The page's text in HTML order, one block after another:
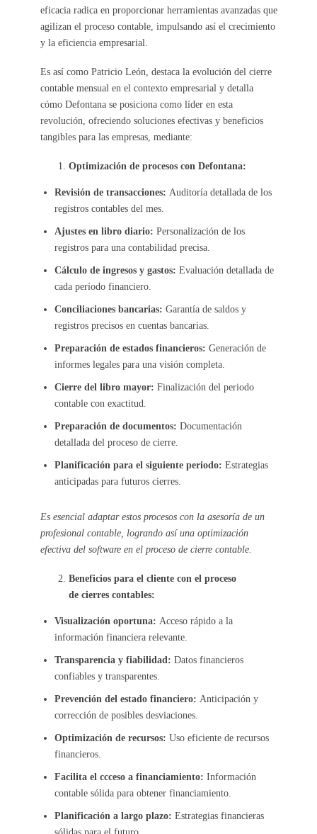
eficacia radica en proporcionar herramientas avanzadas que
agilizan el proceso contable, impulsando así el crecimiento
y la eficiencia empresarial.
Es así como Patricio León, destaca la evolución del cierre
contable mensual en el contexto empresarial y detalla
cómo Defontana se posiciona como líder en esta
revolución, ofreciendo soluciones efectivas y beneficios
tangibles para las empresas, mediante:
Optimización de procesos con Defontana:
Revisión de transacciones: Auditoría detallada de los
registros contables del mes.
Ajustes en libro diario: Personalización de los
registros para una contabilidad precisa.
Cálculo de ingresos y gastos: Evaluación detallada de
cada período financiero.
Conciliaciones bancarias: Garantía de saldos y
registros precisos en cuentas bancarias.
Preparación de estados financieros: Generación de
informes legales para una visión completa.
Cierre del libro mayor: Finalización del periodo
contable con exactitud.
Preparación de documentos: Documentación
detallada del proceso de cierre.
Planificación para el siguiente periodo: Estrategias
anticipadas para futuros cierres.
Es esencial adaptar estos procesos con la asesoría de un
profesional contable, logrando así una optimización
efectiva del software en el proceso de cierre contable.
Beneficios para el cliente con el proceso
de cierres contables:
Visualización oportuna: Acceso rápido a la
información financiera relevante.
Transparencia y fiabilidad: Datos financieros
confiables y transparentes.
Prevención del estado financiero: Anticipación y
corrección de posibles desviaciones.
Optimización de recursos: Uso eficiente de recursos
financieros.
Facilita el ccceso a financiamiento: Información
contable sólida para obtener financiamiento.
Planificación a largo plazo: Estrategias financieras
sólidas para el futuro.